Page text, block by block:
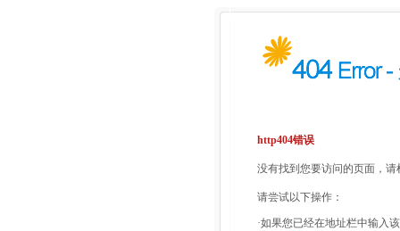
http404错误
没有找到您要访问的页面，
请尝试以下操作：
·如果您已经在地址栏中输入